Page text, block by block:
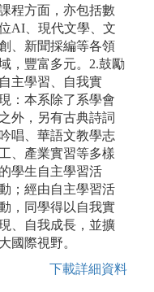
程方面，亦包括數
AI、現代文學、文
、新聞採編等各領
，豐富多元。2.鼓勵
自主學習、自我實
：本系除了系學會
之外，另有古典詩詞
吟唱、華語文教學志
工、產業實習等多樣
的學生自主學習活
；經由自主學習活
，同學得以自我實
、自我成長，並擴
大國際視野。
下載詳細資料